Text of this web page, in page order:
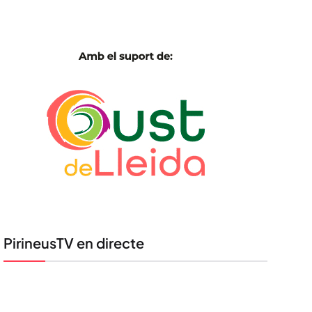
PirineusTV en directe